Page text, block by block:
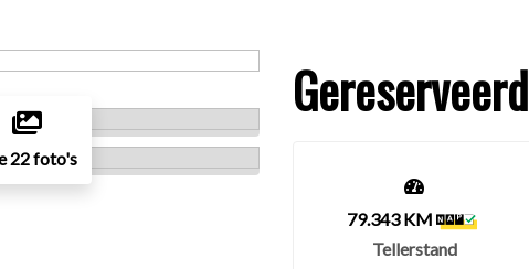
22 foto's
Gereserveerd
79.343 KM
Tellerstand